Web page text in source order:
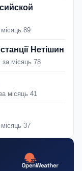
89
Нетішин
за місяць 78
місяць 41
37